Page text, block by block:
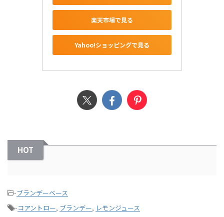
楽天市場で見る
Yahoo!ショッピングで見る
HOT
-ブランデーベース
-コアントロー, ブランデー, レモンジュース